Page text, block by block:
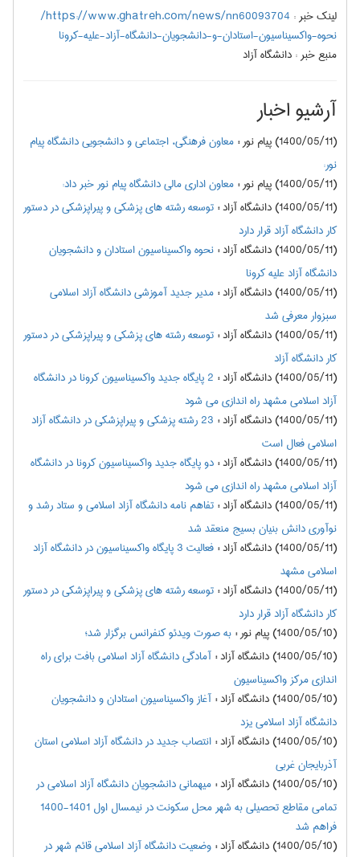
لینک خبر :
https://www.ghatreh.com/news/nn60093704/
نحوه-واکسیناسیون-استادان-و-دانشجویان-دانشگاه-آزاد-علیه-کرونا
منبع خبر :دانشگاه آزاد
آرشیو اخبار
(1400/05/11) پیام نور :معاون فرهنگی، اجتماعی و دانشجویی دانشگاه پیام
نور:
(1400/05/11) پیام نور
:معاون اداری مالی دانشگاه پیام نور خبر داد:
(1400/05/11) دانشگاه آزاد
:توسعه رشته های پزشکی و پیراپزشکی در دستور
کار دانشگاه آزاد قرار دارد
(1400/05/11) دانشگاه آزاد
:نحوه واکسیناسیون استادان و دانشجویان
دانشگاه آزاد علیه کرونا
(1400/05/11) دانشگاه آزاد
:مدیر جدید آموزشی دانشگاه آزاد اسلامی
سبزوار معرفی شد
(1400/05/11) دانشگاه آزاد
:توسعه رشته های پزشکی و پیراپزشکی در دستور
کار دانشگاه آزاد
(1400/05/11) دانشگاه آزاد
:
2 پایگاه جدید واکسیناسیون کرونا در دانشگاه
آزاد اسلامی مشهد راه اندازی می شود
(1400/05/11) دانشگاه آزاد
:
23 رشته پزشکی و پیراپزشکی در دانشگاه آزاد
اسلامی فعال است
(1400/05/11) دانشگاه آزاد
:دو پایگاه جدید واکسیناسیون کرونا در دانشگاه
آزاد اسلامی مشهد راه اندازی می شود
(1400/05/11) دانشگاه آزاد
:تفاهم نامه دانشگاه آزاد اسلامی و ستاد رشد و
نوآوری دانش بنیان بسیج منعقد شد
(1400/05/11) دانشگاه آزاد
:
فعالیت 3 پایگاه واکسیناسیون در دانشگاه آزاد
اسلامی مشهد
(1400/05/11) دانشگاه آزاد
:توسعه رشته های پزشکی و پیراپزشکی در دستور
کار دانشگاه آزاد قرار دارد
(1400/05/10) پیام نور
:به صورت ویدئو کنفرانس برگزار شد؛
(1400/05/10) دانشگاه آزاد
:آمادگی دانشگاه آزاد اسلامی بافت برای راه
اندازی مرکز واکسیناسیون
(1400/05/10) دانشگاه آزاد
:آغاز واکسیناسیون استادان و دانشجویان
دانشگاه آزاد اسلامی یزد
(1400/05/10) دانشگاه آزاد
:انتصاب جدید در دانشگاه آزاد اسلامی استان
آذربایجان غربی
(1400/05/10) دانشگاه آزاد
:میهمانی دانشجویان دانشگاه آزاد اسلامی در
تمامی مقاطع تحصیلی به شهر محل سکونت در نیمسال اول 1401-1400
فراهم شد
(1400/05/10) دانشگاه آزاد
:وضعیت دانشگاه آزاد اسلامی قائم شهر در